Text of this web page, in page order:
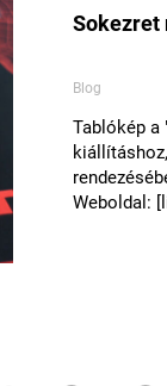
Sokezret
Blog
Tablókép a
Weboldal: